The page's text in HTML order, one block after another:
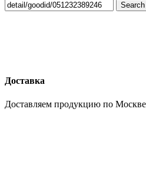
Search
Доставка
Доставляем продукцию по